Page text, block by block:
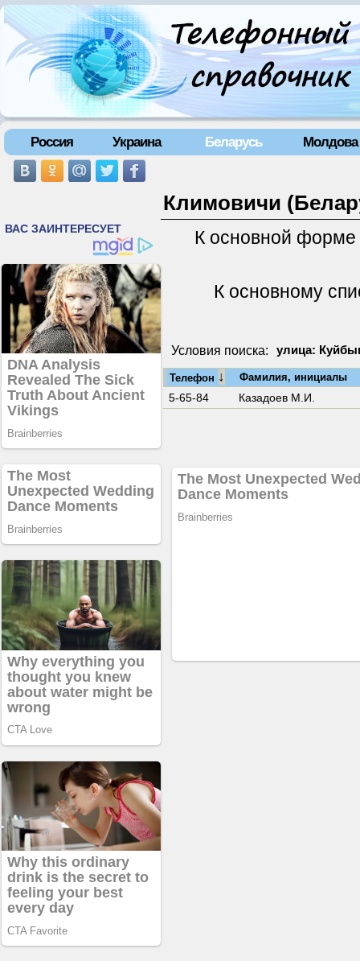
Россия Украина Беларусь Молдова
Климовичи
К основной форме
К основному
Условия поиска: улица:
Телефон ↓ Фамилия, инициалы
5-65-84 Казадоев М.И.